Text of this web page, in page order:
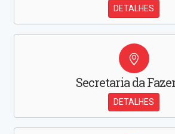
DETALHES
Secretaria da
DETALHES